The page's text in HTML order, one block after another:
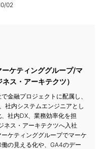
02
ケティンググループ/マ
ス・アーキテクツ）
金融プロジェクトに配属し、
社内システムエンジニアとし
社内DX、業務効率化を担
ネス・アーキテクツへ入社
ケティンググループでマーケ
の見える化や、GA4のデー